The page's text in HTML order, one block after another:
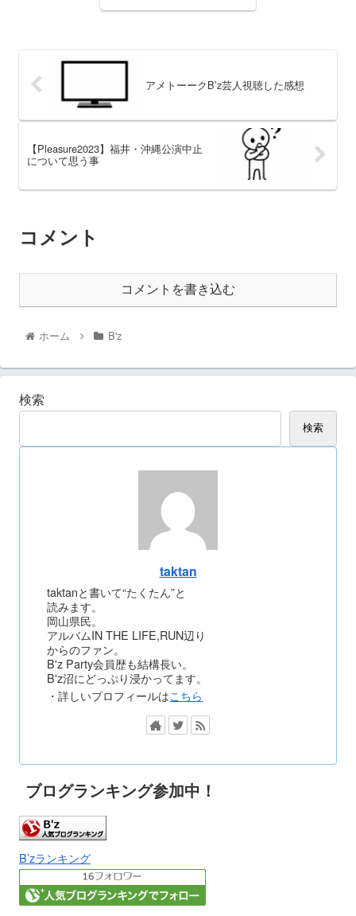
アメトーークB’z芸人視聴した感想
【Pleasure2023】福井・沖縄公演中止
について思う事
コメント
コメントを書き込む
ホーム B'z
検索
検索
taktan
taktanと書いて“たくたん”と
読みます。
岡山県民。
アルバムIN THE LIFE,RUN辺り
からのファン。
B'z Party会員歴も結構長い。
B'z沼にどっぷり浸かってます。
・詳しいプロフィールはこちら
ブログランキング参加中！
B’zランキング